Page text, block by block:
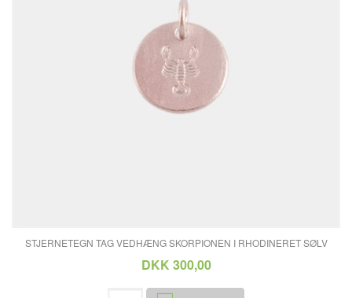
STJERNETEGN TAG VEDHÆNG SKORPIONEN I RHODINERET SØLV
DKK 300,00